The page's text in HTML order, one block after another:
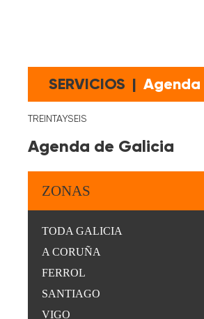
SERVICIOS | Agenda
TREINTAYSEIS
Agenda de Galicia
ZONAS
TODA GALICIA
A CORUÑA
FERROL
SANTIAGO
VIGO